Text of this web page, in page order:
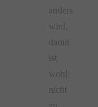
anders
wird,
damit
ist
wohl
nicht